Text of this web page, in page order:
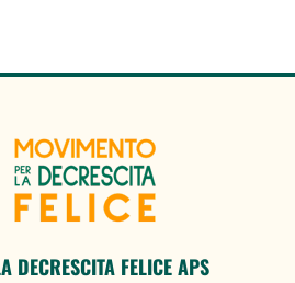
DECRESCITA FELICE APS